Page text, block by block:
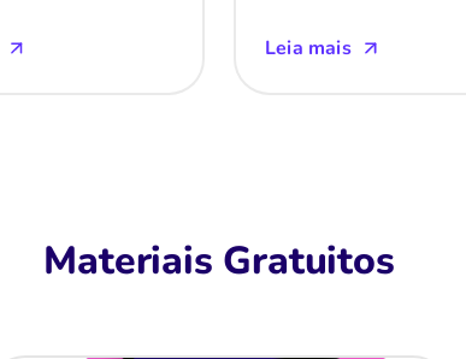
Leia mais
Materiais Gratuitos